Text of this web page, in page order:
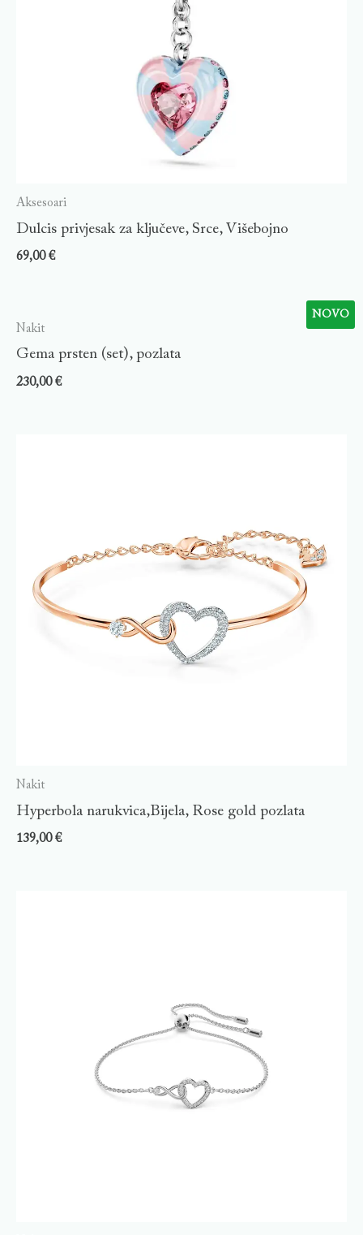
Aksesoari
Dulcis privjesak za ključeve, Srce, Višebojno
69,00€
NOVO
Nakit
Gema prsten (set), pozlata
230,00€
Nakit
Hyperbola narukvica,Bijela, Rose gold pozlata
139,00€